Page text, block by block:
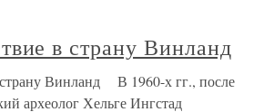
в страну Винланд
Винланд В 1960-х гг., после
археолог Хельге Ингстад